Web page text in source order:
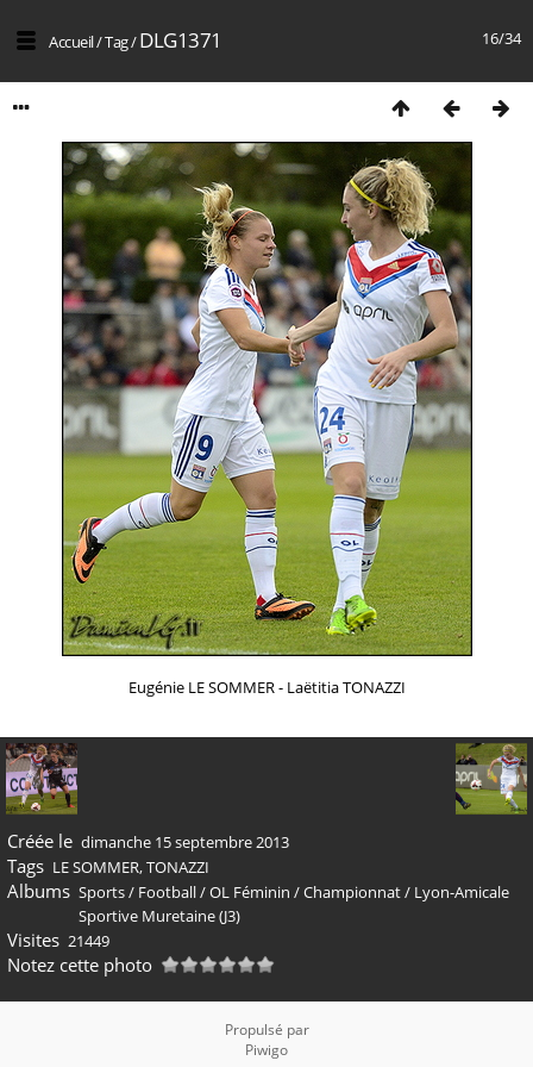
16/34
Accueil/Tag/DLG1371
Eugénie LE SOMMER - Laëtitia TONAZZI
Créée le dimanche 15 septembre 2013
Tags LE SOMMER,TONAZZI
Albums Sports/ Football/OL Féminin /Championnat/ Lyon-Amicale
Sportive Muretaine (J3)
Visites 21449
Notez cette photo
Propulsé par
Piwigo